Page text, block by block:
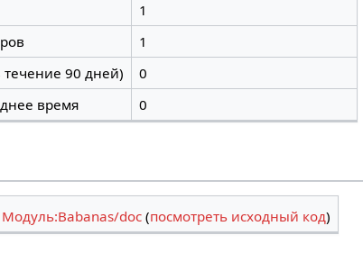
1
1
течение 90 дней)
0
время
0
Модуль:Babanas/doc (посмотреть исходный код)